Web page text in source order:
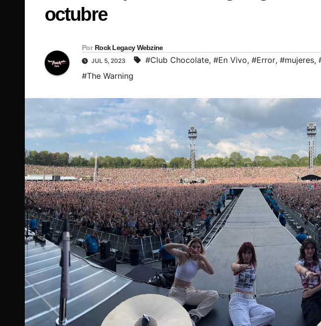
octubre
Por Rock Legacy Webzine
JUL 5, 2023 #Club Chocolate, #En Vivo, #Error, #mujeres,
#The Warning